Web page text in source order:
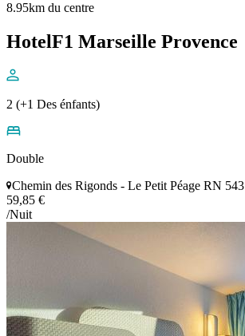
8.95km du centre
HotelF1 Marseille Provence
2 (+1 Des énfants)
Double
Chemin des Rigonds - Le Petit Péage RN 543
59,85 €
/Nuit